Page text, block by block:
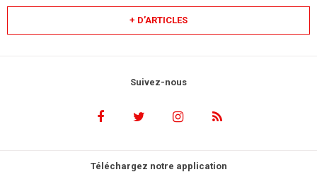
+ D’ARTICLES
Suivez-nous
Téléchargez notre application